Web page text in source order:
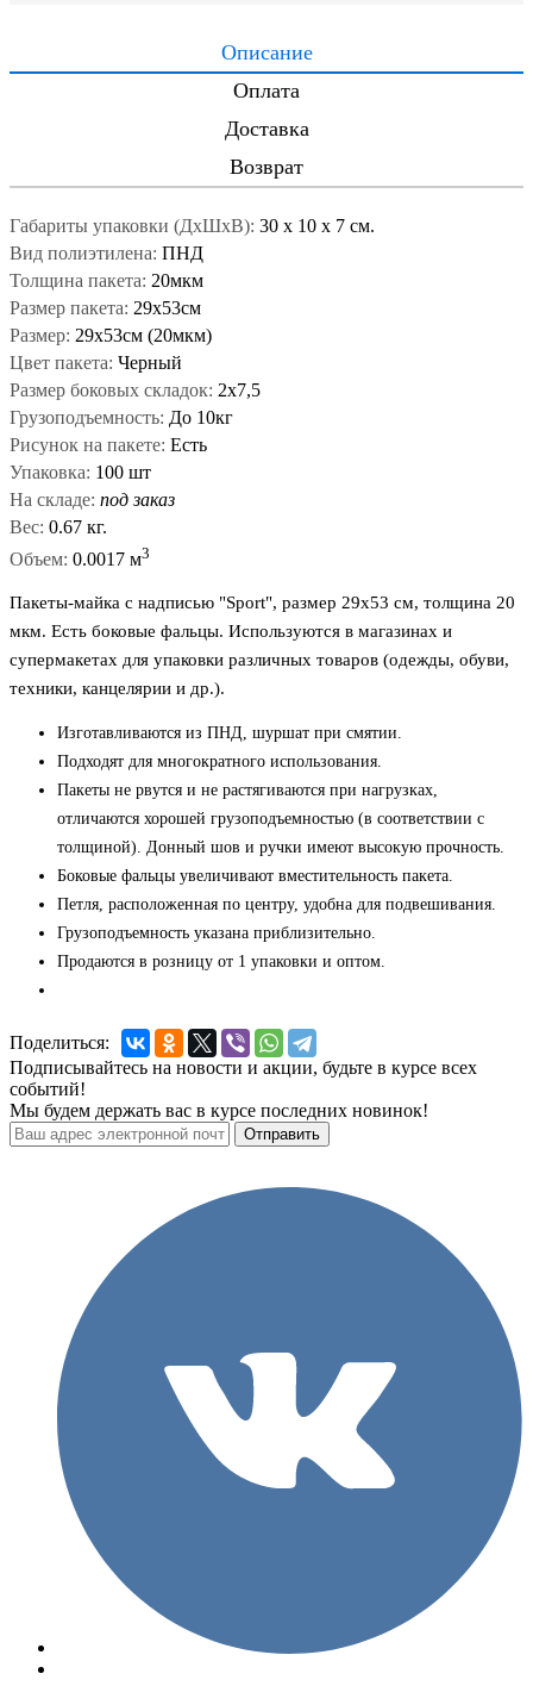
Описание
Оплата
Доставка
Возврат
Габариты упаковки (ДxШxВ): 30 x 10 x 7 см.
Вид полиэтилена: ПНД
Толщина пакета: 20мкм
Размер пакета: 29x53см
Размер: 29x53см (20мкм)
Цвет пакета: Черный
Размер боковых складок: 2х7,5
Грузоподъемность: До 10кг
Рисунок на пакете: Есть
Упаковка: 100 шт
На складе: под заказ
Вес: 0.67 кг.
Объем: 0.0017 м3
Пакеты-майка с надписью "Sport", размер 29x53 см, толщина 20
мкм. Есть боковые фальцы. Используются в магазинах и
супермакетах для упаковки различных товаров (одежды, обуви,
техники, канцелярии и др.).
Изготавливаются из ПНД, шуршат при смятии.
Подходят для многократного использования.
Пакеты не рвутся и не растягиваются при нагрузках,
отличаются хорошей грузоподъемностью (в соответствии с
толщиной). Донный шов и ручки имеют высокую прочность.
Боковые фальцы увеличивают вместительность пакета.
Петля, расположенная по центру, удобна для подвешивания.
Грузоподъемность указана приблизительно.
Продаются в розницу от 1 упаковки и оптом.
Поделиться:
Подписывайтесь на новости и акции, будьте в курсе всех
событий!
Мы будем держать вас в курсе последних новинок!